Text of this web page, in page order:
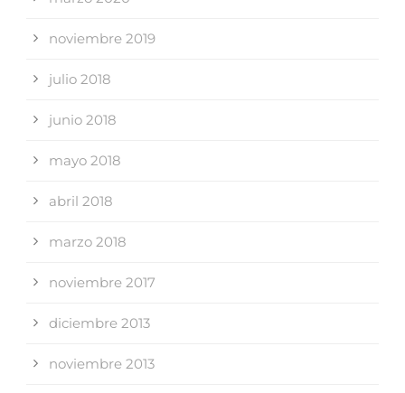
noviembre 2019
julio 2018
junio 2018
mayo 2018
abril 2018
marzo 2018
noviembre 2017
diciembre 2013
noviembre 2013